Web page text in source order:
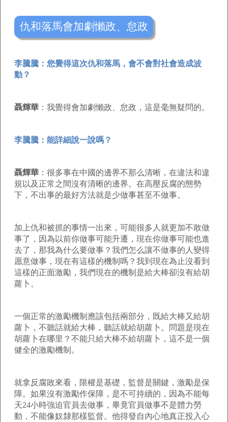
仇和落馬會加劇懶政、怠政
李騰騰：您覺得這次仇和落馬，會不會對社會造成波
動？
聶輝華 ：我覺得會加劇懶政、怠政，這是毫無疑問的。
李騰騰：能詳細說一說嗎？
聶輝華 ：很多事在中國的邊界不那么清晰，在違法和違
規以及正常之間沒有清晰的邊界。在高壓反腐的態勢
下，不出事的最好方法就是少做事甚至不做事。
加上仇和被抓的事情一出來，可能很多人就更加不敢做
事了，因為以前你做事可能升遷，現在你做事可能也進
去了，那我為什么要做事？我們怎么讓不做事的人變得
愿意做事，現在有這樣的機制嗎？我到現在為止沒看到
這樣的正面激勵，我們現在的機制是給大棒卻沒有給胡
蘿卜。
一個正常的激勵機制應該包括兩部分，既給大棒又給胡
蘿卜，不聽話就給大棒，聽話就給胡蘿卜。問題是現在
胡蘿卜在哪里？不能只給大棒不給胡蘿卜，這不是一個
健全的激勵機制。
就拿反腐敗來看，限權是基礎，監督是關鍵，激勵是保
障。如果沒有激勵作保障，是不可持續的，因為不能每
天24小時強迫官員去做事，畢竟官員做事不是體力勞
動，不能像奴隸那樣監督。他得發自內心地真正投入心